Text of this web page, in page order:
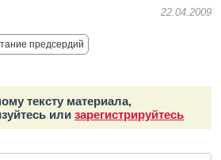
22.04.2009
предсердий
тексту материала,
или зарегистрируйтесь